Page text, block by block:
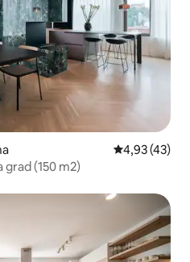
Povprečna
4,93 (43)
grad (150 m2)
z značko »Izbira gostov«